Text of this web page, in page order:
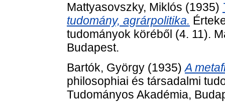
Mattyasovszky, Miklós (1935)
tudomány, agrárpolitika.
tudományok köréből (4. 11).
Budapest.
Bartók, György (1935)A
philosophiai és társadalmi
Tudományos Akadémia,